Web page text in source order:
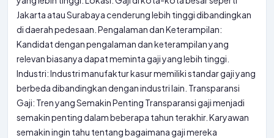
Jakarta atau Surabaya cenderung lebih tinggi dibandingkan
di daerah pedesaan. Pengalaman dan Keterampilan:
Kandidat dengan pengalaman dan keterampilan yang
relevan biasanya dapat meminta gaji yang lebih tinggi.
Industri: Industri manufaktur kasur memiliki standar gaji yang
berbeda dibandingkan dengan industri lain. Transparansi
Gaji: Tren yang Semakin Penting Transparansi gaji menjadi
semakin penting dalam beberapa tahun terakhir. Karyawan
semakin ingin tahu tentang bagaimana gaji mereka